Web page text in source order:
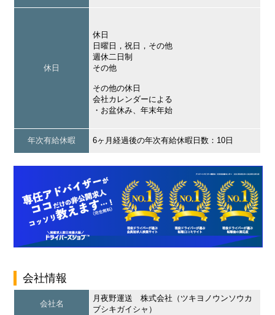
休日
休日
日曜日，祝日，その他
週休二日制
その他
その他の休日
会社カレンダーによる
・お盆休み、年末年始
年次有給休暇 6ヶ月経過後の年次有給休暇日数：10日
会社情報
会社名
月夜野運送 株式会社（ツキヨノウンソウカ
ブシキガイシャ）